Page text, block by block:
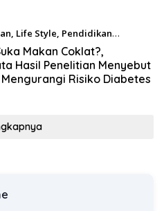
, Life Style, Pendidikan
8, 2024Makan Coklat?,
Hasil Penelitian Menyebut
Risiko Diabetes